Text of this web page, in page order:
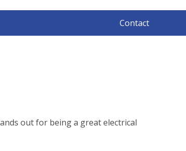
Contact
out for being a great electrical